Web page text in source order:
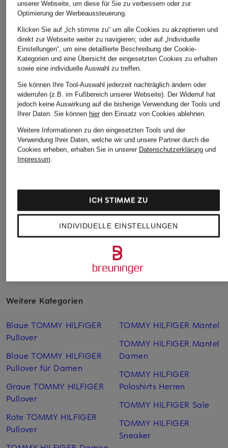
+Aktionsrabatt
BRADOR
Zehentrenner TCAPO
+Aktionsrabatt
LLOYD
Bestpreis:119,90 €
+Aktionsrabatt
BRADOR
Weitere Kategorien
Blaue TOMMY HILFIGER
Pullover
Blaue TOMMY HILFIGER
Pullover für Damen
Graue TOMMY HILFIGER
Pullover
Rote TOMMY HILFIGER
Pullover
TOMMY HILFIGER Mantel
TOMMY HILFIGER Mantel
Damen
TOMMY HILFIGER
Poloshirts Herren
TOMMY HILFIGER Sale
TOMMY HILFIGER
Sneaker
unserer Webseite, um diese für Sie zu verbessern oder zur
Optimierung der Werbeaussteuerung.
Klicken Sie auf „Ich stimme zu“ um alle Cookies zu akzeptieren und
direkt zur Webseite weiter zu navigieren; oder auf „Individuelle
Einstellungen“, um eine detaillierte Beschreibung der Cookie-
Kategorien und eine Übersicht der eingesetzten Cookies zu erhalten
sowie eine individuelle Auswahl zu treffen.
Sie können Ihre Tool-Auswahl jederzeit nachträglich ändern oder
widerrufen (z.B. im Fußbereich unserer Webseite). Der Widerruf hat
jedoch keine Auswirkung auf die bisherige Verwendung der Tools und
Ihrer Daten. Sie können hierden Einsatz von Cookies ablehnen.
Weitere Informationen zu den eingesetzten Tools und der
Verwendung Ihrer Daten, welche wir und unsere Partner durch die
Cookies erheben, erhalten Sie in unserer Datenschutzerklärungund
Impressum.
INDIVIDUELLE EINSTELLUNGEN
ICH STIMME ZU